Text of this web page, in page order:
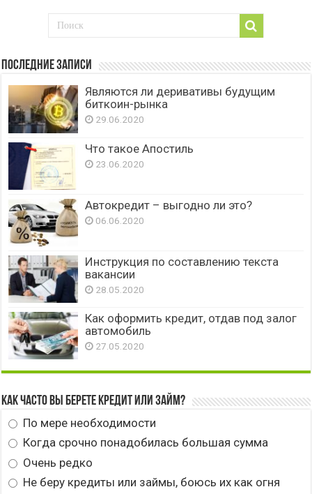
Последние записи
Являются ли деривативы будущим
биткоин-рынка
29.06.2020
Что такое Апостиль
23.06.2020
Автокредит – выгодно ли это?
06.06.2020
Инструкция по составлению текста
вакансии
28.05.2020
Как оформить кредит, отдав под залог
автомобиль
27.05.2020
Как часто вы берете кредит или займ?
По мере необходимости
Когда срочно понадобилась большая сумма
Очень редко
Не беру кредиты или займы, боюсь их как огня